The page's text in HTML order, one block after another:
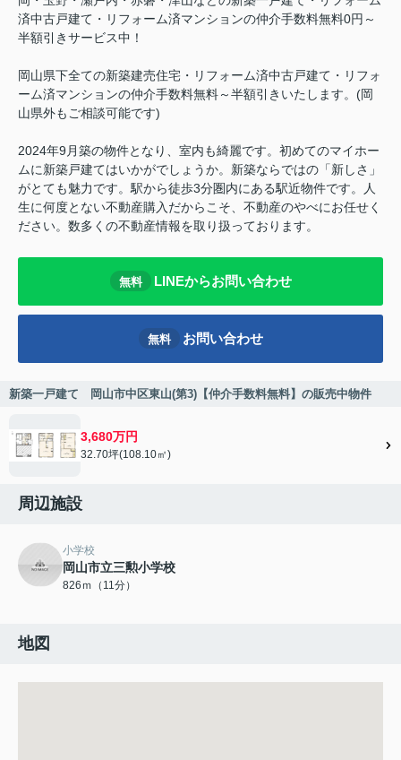
済中古戸建て・リフォーム済マンションの仲介手数料無料0円～
半額引きサービス中！
岡山県下全ての新築建売住宅・リフォーム済中古戸建て・リフォ
ーム済マンションの仲介手数料無料～半額引きいたします。(岡
山県外もご相談可能です)
2024年9月築の物件となり、室内も綺麗です。初めてのマイホー
ムに新築戸建てはいかがでしょうか。新築ならではの「新しさ」
がとても魅力です。駅から徒歩3分圏内にある駅近物件です。人
生に何度とない不動産購入だからこそ、不動産のやべにお任せく
ださい。数多くの不動産情報を取り扱っております。
無料 LINEからお問い合わせ
無料 お問い合わせ
新築一戸建て 岡山市中区東山(第3)【仲介手数料無料】の販売中物件
3,680万円
32.70坪(108.10㎡)
周辺施設
小学校
岡山市立三勲小学校
826ｍ（11分）
地図